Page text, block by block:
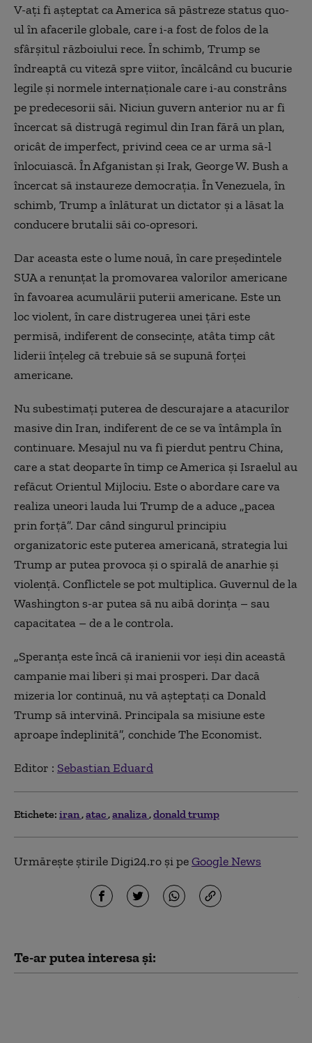
V-ați fi așteptat ca America să păstreze status quo-
ul în afacerile globale, care i-a fost de folos de la
sfârșitul războiului rece. În schimb, Trump se
îndreaptă cu viteză spre viitor, încălcând cu bucurie
legile și normele internaționale care i-au constrâns
pe predecesorii săi. Niciun guvern anterior nu ar fi
încercat să distrugă regimul din Iran fără un plan,
oricât de imperfect, privind ceea ce ar urma să-l
înlocuiască. În Afganistan și Irak, George W. Bush a
încercat să instaureze democrația. În Venezuela, în
schimb, Trump a înlăturat un dictator și a lăsat la
conducere brutalii săi co-opresori.
Dar aceasta este o lume nouă, în care președintele
SUA a renunțat la promovarea valorilor americane
în favoarea acumulării puterii americane. Este un
loc violent, în care distrugerea unei țări este
permisă, indiferent de consecințe, atâta timp cât
liderii înțeleg că trebuie să se supună forței
americane.
Nu subestimați puterea de descurajare a atacurilor
masive din Iran, indiferent de ce se va întâmpla în
continuare. Mesajul nu va fi pierdut pentru China,
care a stat deoparte în timp ce America și Israelul au
refăcut Orientul Mijlociu. Este o abordare care va
realiza uneori lauda lui Trump de a aduce „pacea
prin forță”. Dar când singurul principiu
organizatoric este puterea americană, strategia lui
Trump ar putea provoca și o spirală de anarhie și
violență. Conflictele se pot multiplica. Guvernul de la
Washington s-ar putea să nu aibă dorința – sau
capacitatea – de a le controla.
„Speranța este încă că iranienii vor ieși din această
campanie mai liberi și mai prosperi. Dar dacă
mizeria lor continuă, nu vă așteptați ca Donald
Trump să intervină. Principala sa misiune este
aproape îndeplinită”, conchide The Economist.
Editor : Sebastian Eduard
Etichete: iran atac analiza donald trump
Urmărește știrile Digi24.ro și peGoogle News
Te-ar putea interesa și: